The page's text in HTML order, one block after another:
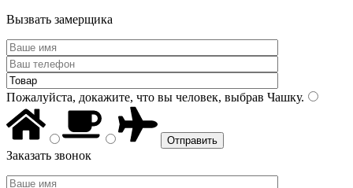
Вызвать замерщика
Пожалуйста, докажите, что вы человек, выбрав Чашку.
Заказать звонок